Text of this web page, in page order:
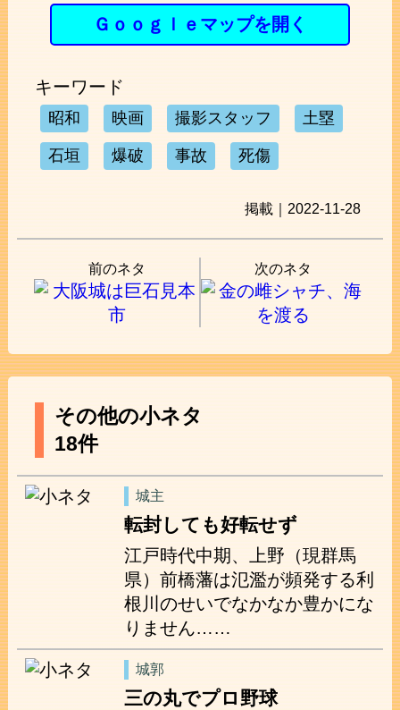
Ｇｏｏｇｌｅマップを開く
キーワード
昭和 映画 撮影スタッフ 土塁
石垣 爆破 事故 死傷
掲載｜2022-11-28
前のネタ 次のネタ
その他の小ネタ
18件
城主
転封しても好転せず
江戸時代中期、上野（現群馬
県）前橋藩は氾濫が頻発する利
根川のせいでなかなか豊かにな
りません……
城郭
三の丸でプロ野球